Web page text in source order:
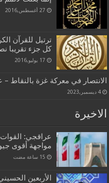
27 أغسطس,2016
ترتيل للقرآن
كل جزء تقريبا
17 يوليو,2016
الانتصار في معركة غزة بالنقاط –
4 ديسمبر,2023
الاخيرة
عراقجي: القوات
مواجهة أقوى
الأربعين